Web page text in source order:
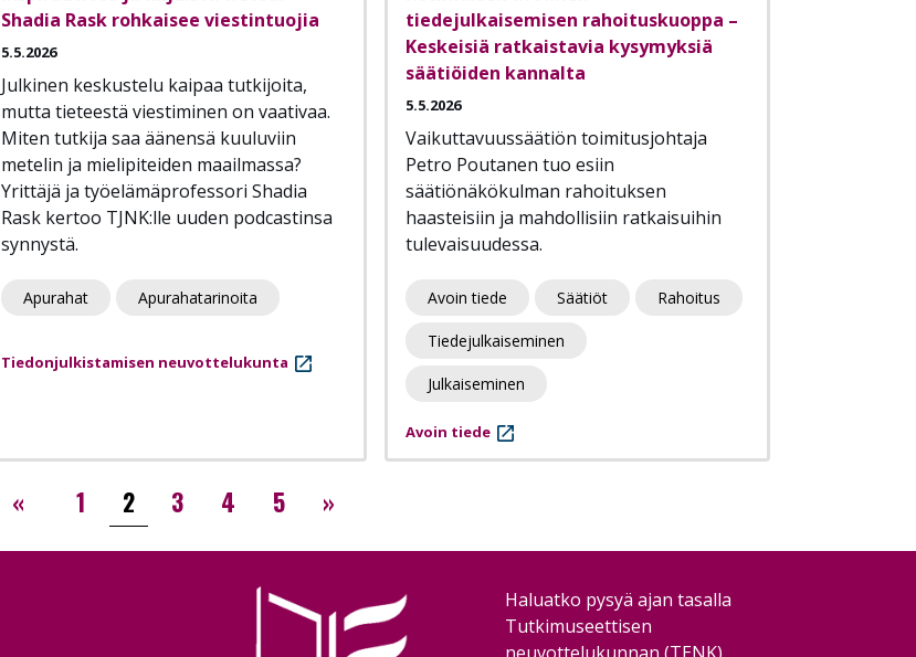
Shadia Rask rohkaisee viestintuojia
5.5.2026
Julkinen keskustelu kaipaa tutkijoita,
mutta tieteestä viestiminen on vaativaa.
Miten tutkija saa äänensä kuuluviin
metelin ja mielipiteiden maailmassa?
Yrittäjä ja työelämäprofessori Shadia
Rask kertoo TJNK:lle uuden podcastinsa
synnystä.
Apurahat Apurahatarinoita
Tiedonjulkistamisen neuvottelukunta
tiedejulkaisemisen rahoituskuoppa –
Keskeisiä ratkaistavia kysymyksiä
säätiöiden kannalta
5.5.2026
Vaikuttavuussäätiön toimitusjohtaja
Petro Poutanen tuo esiin
säätiönäkökulman rahoituksen
haasteisiin ja mahdollisiin ratkaisuihin
tulevaisuudessa.
Avoin tiede Säätiöt Rahoitus
Tiedejulkaiseminen
Julkaiseminen
Avoin tiede
« 1 2 3 4 5 »››
Haluatko pysyä ajan tasalla
Tutkimuseettisen